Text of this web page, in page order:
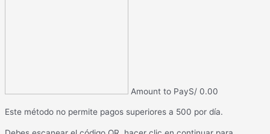
Amount to PayS/ 0.00
Este método no permite pagos superiores a 500 por día.